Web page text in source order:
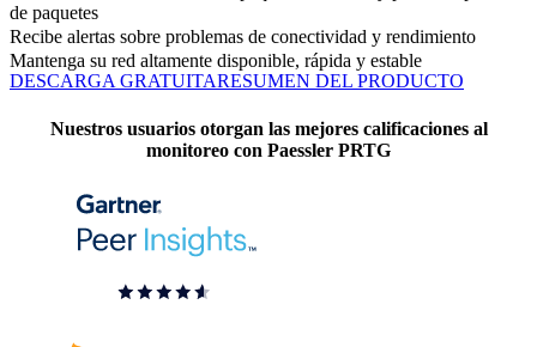
de paquetes
Recibe alertas sobre problemas de conectividad y rendimiento
Mantenga su red altamente disponible, rápida y estable
DESCARGA GRATUITARESUMEN DEL PRODUCTO
Nuestros usuarios otorgan las mejores calificaciones al
monitoreo con Paessler PRTG